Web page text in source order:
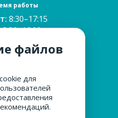
работы
8:30–17:15
8:30–16:00
12:30–13:00
выходные
файлов
для